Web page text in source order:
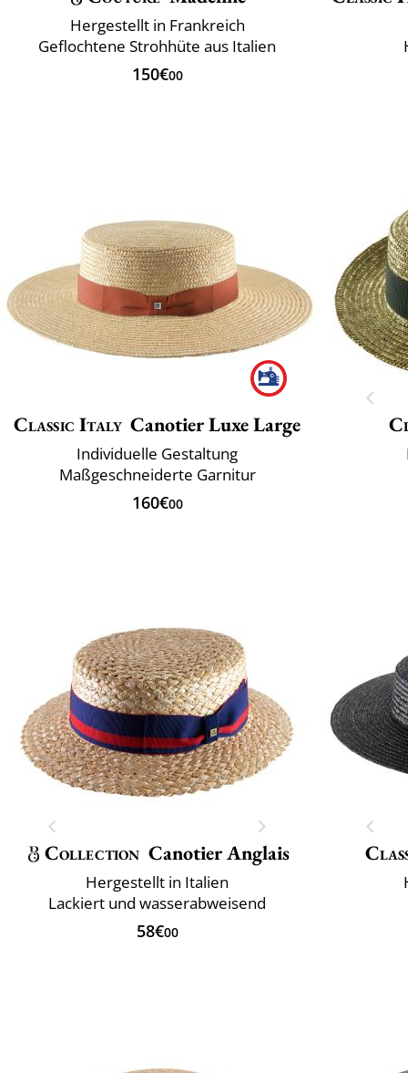
Hergestellt in Frankreich
Geflochtene Strohhüte aus Italien
150€00
Classic Italy Canotier Luxe Large
Individuelle Gestaltung
Maßgeschneiderte Garnitur
160€00
Collection Canotier Anglais
Hergestellt in Italien
Lackiert und wasserabweisend
58€00